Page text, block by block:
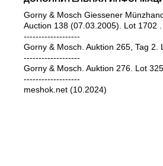
Gorny & Mosch Giessener
Auction 138 (07.03.2005). Lot 1702 .
-------------------
Gorny & Mosch. Auktion 265, Tag 2.
-------------------
Gorny & Mosch. Auktion 276. Lot 325.
-------------------
meshok.net (10.2024)